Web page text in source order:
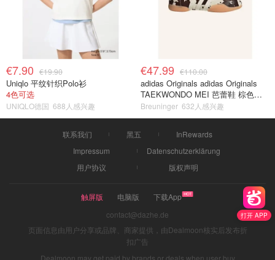
打开 APP
€7.90 €19.90
Uniqlo 平纹针织Polo衫
4色可选
UNIQLO德国 688人感兴趣
€47.99 €110.00
adidas Originals adidas Originals
TAEKWONDO MEI 芭蕾鞋 棕色米
色
Breuninger 632人感兴趣
联系我们 黑五
InRewards
Impressum
Datenschutzerklärung
用户协议
版权声明
触屏版 电脑版
下载App
contact@dazhe.de
页面信息由用户分享或品牌、商家提供，由Dealmoon核实后发布折
扣广告